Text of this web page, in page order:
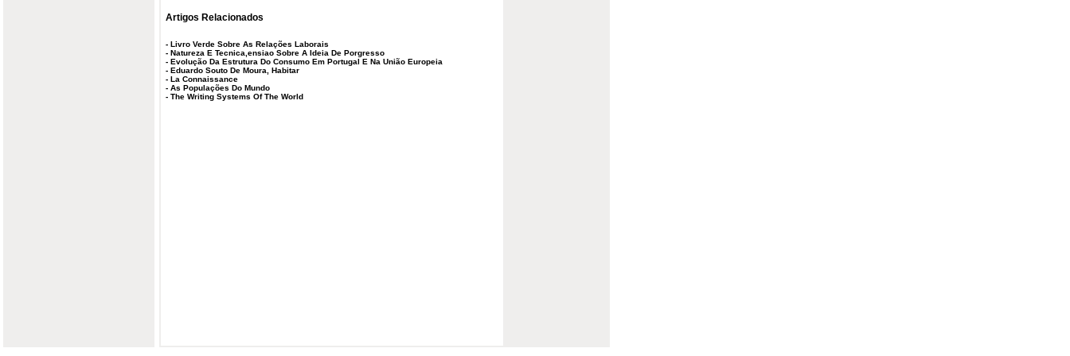
Artigos Relacionados
- Livro Verde Sobre As Relações Laborais
- Natureza E Tecnica,ensiao Sobre A Ideia De Porgresso
- Evolução Da Estrutura Do Consumo Em Portugal E Na União Europeia
- Eduardo Souto De Moura, Habitar
- La Connaissance
- As Populações Do Mundo
- The Writing Systems Of The World